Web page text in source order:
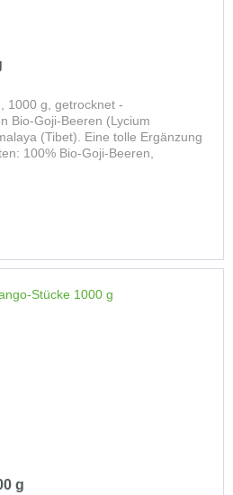
1000 g, getrocknet -
Bio-Goji-Beeren (Lycium
(Tibet). Eine tolle Ergänzung
100% Bio-Goji-Beeren,
g